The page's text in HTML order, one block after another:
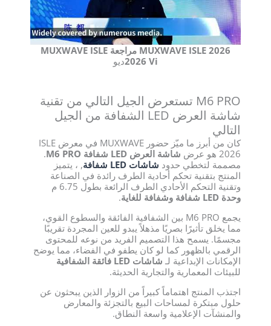
MUXWAVE ISLE 2026 مراجعة MUXWAVE ISLE
2026 Viديو
M6 PRO تستعرض الجيل التالي من تقنية
شاشة العرض LED الشفافة من الجيل
التالي
كان من أبرز ما ميّز حضور MUXWAVE في معرض ISLE
2026 هو عرض
شاشة العرض LED شفافة M6 PRO
.
مصممة لتخطي حدود شاشات LED شفافة
, ، يتميز
المنتج بتقنية تحكم أحادية الطرف رائدة في الصناعة
وتقنية التحكم الأحادي الطرف الرائعة بطول 6.75 م
وحدة LED شفافة وشفافة للغاية
.
يجمع M6 PRO بين الشفافية الفائقة والسطوع القوي،
مما يخلق تأثيرًا بصريًا مذهلاً يبدو للعين المجردة تقريبًا
مجسمًا. يسمح هذا التصميم الفريد من نوعه للمحتوى
الرقمي بالظهور كما لو كان يطفو في الفضاء، مما يوضح
الإمكانات الإبداعية لـ شاشات LED فائقة الشفافية
للبيئات المعمارية والتجارية الحديثة.
اجتذب المنتج اهتماماً كبيراً من الزوار الذين يبحثون عن
حلول مبتكرة لمساحات البيع بالتجزئة والمعارض
والمنشآت الإعلامية واسعة النطاق.